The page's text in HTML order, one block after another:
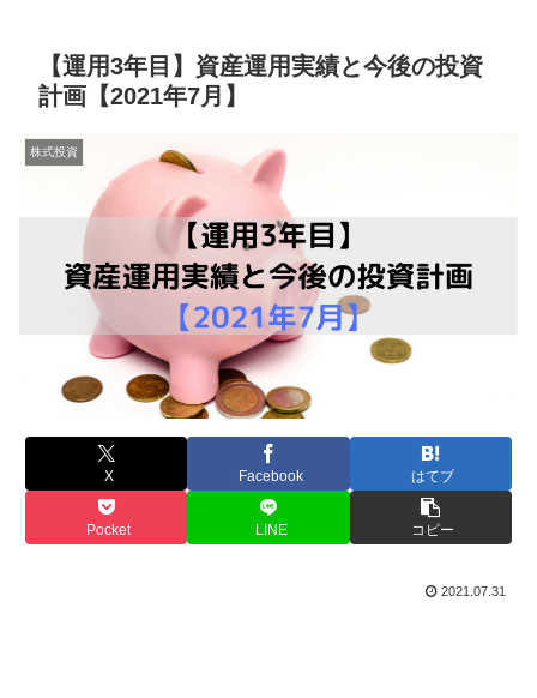
【運用3年目】資産運用実績と今後の投資
計画【2021年7月】
株式投資
X Facebook はてブ
Pocket LINE コピー
2021.07.31